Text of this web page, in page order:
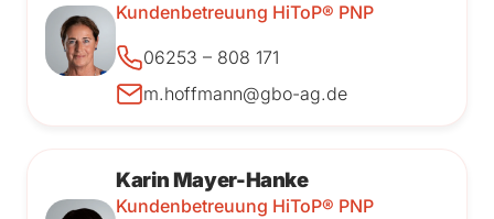
Kundenbetreuung HiToP® PNP
06253 – 808 171
m.hoffmann@gbo-ag.de
Karin Mayer-Hanke
Kundenbetreuung HiToP® PNP